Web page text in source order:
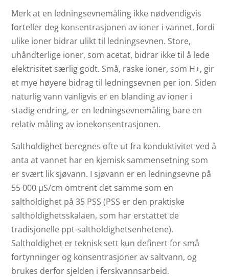
Merk at en ledningsevnemåling ikke nødvendigvis
forteller deg konsentrasjonen av ioner i vannet, fordi
ulike ioner bidrar ulikt til ledningsevnen. Store,
uhåndterlige ioner, som acetat, bidrar ikke til å lede
elektrisitet særlig godt. Små, raske ioner, som H+, gir
et mye høyere bidrag til ledningsevnen per ion. Siden
naturlig vann vanligvis er en blanding av ioner i
stadig endring, er en ledningsevnemåling bare en
relativ måling av ionekonsentrasjonen.
Saltholdighet beregnes ofte ut fra konduktivitet ved å
anta at vannet har en kjemisk sammensetning som
er svært lik sjøvann. I sjøvann er en ledningsevne på
55 000 µS/cm omtrent det samme som en
saltholdighet på 35 PSS (PSS er den praktiske
saltholdighetsskalaen, som har erstattet de
tradisjonelle ppt-saltholdighetsenhetene).
Saltholdighet er teknisk sett kun definert for små
fortynninger og konsentrasjoner av saltvann, og
brukes derfor sjelden i ferskvannsarbeid.